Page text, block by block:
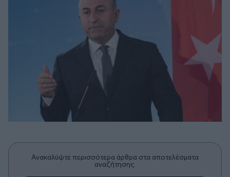
Ανακαλύψτε περισσότερα άρθρα στα αποτελέσματα
αναζήτησης.